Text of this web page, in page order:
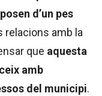
d’un pes
relacions amb la
que aquesta
amb
del municipi.